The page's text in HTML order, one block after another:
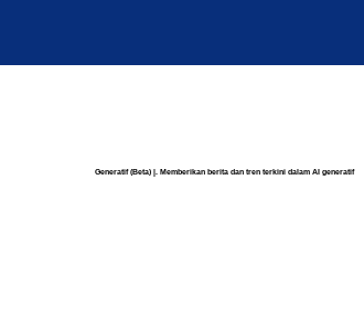
Generatif (Beta) |. Memberikan berita dan tren terkini dalam AI generatif